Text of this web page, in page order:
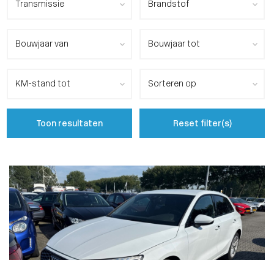
Toon resultaten Reset filter(s)